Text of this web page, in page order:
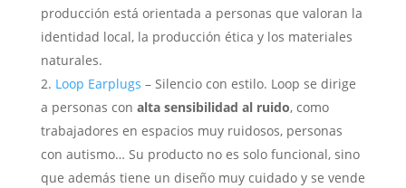
producción está orientada a personas que valoran la
identidad local, la producción ética y los materiales
naturales.
Loop Earplugs – Silencio con estilo. Loop se dirige
a personas con alta sensibilidad al ruido, como
trabajadores en espacios muy ruidosos, personas
con autismo… Su producto no es solo funcional, sino
que además tiene un diseño muy cuidado y se vende